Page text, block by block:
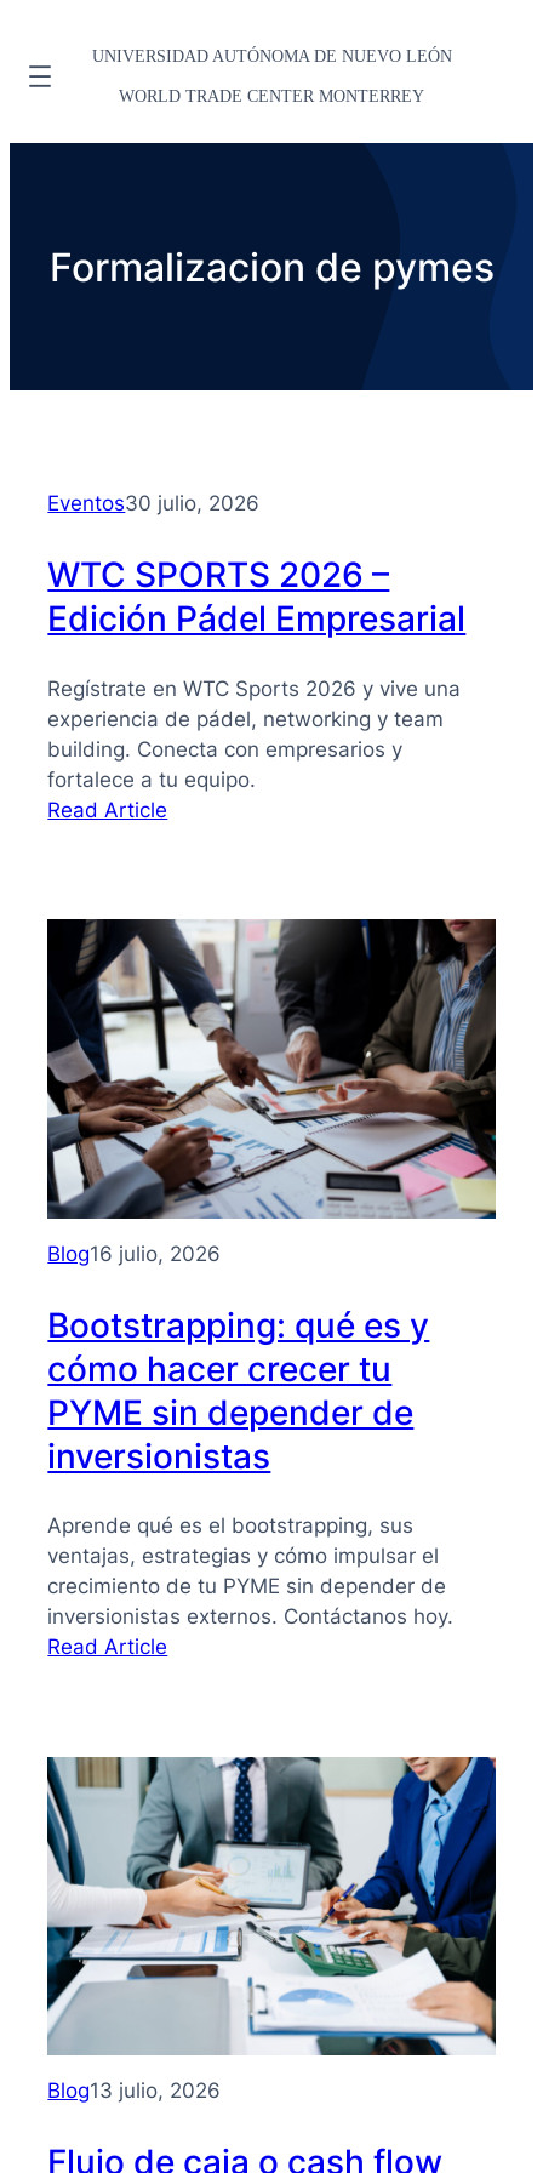
UNIVERSIDAD AUTÓNOMA DE NUEVO LEÓN
WORLD TRADE CENTER MONTERREY
Formalizacion de pymes
Eventos30 julio, 2026
WTC SPORTS 2026 –
Edición Pádel Empresarial
Regístrate en WTC Sports 2026 y vive una
experiencia de pádel, networking y team
building. Conecta con empresarios y
fortalece a tu equipo.
Read Article
–
Edición
Pádel
Empresarial
Blog16 julio, 2026
Bootstrapping: qué es y
cómo hacer crecer tu
PYME sin depender de
inversionistas
Aprende qué es el bootstrapping, sus
ventajas, estrategias y cómo impulsar el
crecimiento de tu PYME sin depender de
inversionistas externos. Contáctanos hoy.
Read Article
y
cómo
hacer
crecer
tu
PYME
sin
depender
inversionistas
Blog13 julio, 2026
Flujo de caja o cash flow